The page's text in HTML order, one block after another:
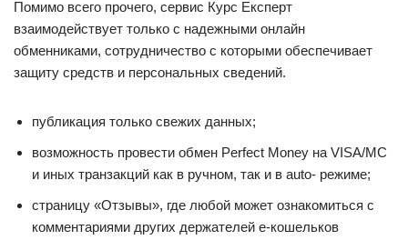
Помимо всего прочего, сервис Курс Експерт
взаимодействует только с надежными онлайн
обменниками, сотрудничество с которыми обеспечивает
защиту средств и персональных сведений.
публикация только свежих данных;
возможность провести обмен Perfect Money на VISA/MC
и иных транзакций как в ручном, так и в auto- режиме;
страницу «Отзывы», где любой может ознакомиться с
комментариями других держателей е-кошельков